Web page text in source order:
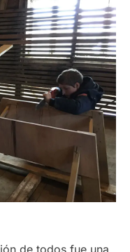
de todos fue una